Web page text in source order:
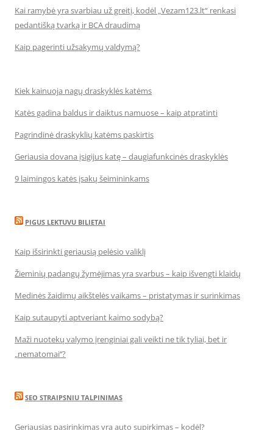
Kai ramybė yra svarbiau už greitį, kodėl „Vezam123.lt“ renkasi
pedantišką tvarką ir BCA draudimą
Kaip pagerinti užsakymų valdymą?
Kiek kainuoja nagų draskyklės katėms
Katės gadina baldus ir daiktus namuose – kaip atpratinti
Pagrindinė draskyklių katėms paskirtis
Geriausia dovana įsigijus katę – daugiafunkcinės draskyklės
9 laimingos katės įsakų šeimininkams
PIGUS LEKTUVU BILIETAI
Kaip išsirinkti geriausią pelėsio valiklį
Žieminių padangų žymėjimas yra svarbus – kaip išvengti klaidų
Medinės žaidimų aikštelės vaikams – pristatymas ir surinkimas
Kaip sutaupyti aptveriant kaimo sodybą?
Maži nuotekų valymo įrenginiai gali veikti ne tik tyliai, bet ir
„nematomai‘‘?
SEO STRAIPSNIU TALPINIMAS
Geriausias pasirinkimas yra auto supirkimas – kodėl?